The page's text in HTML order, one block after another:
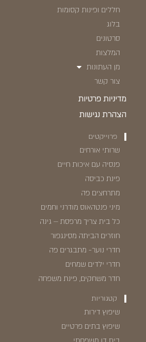
חללים ופינות קסומות
בלוג
סרטונים
המלצות
מן העתונות
צור קשר
מדיניות פרטיות
הצהרת נגישות
פרוייקטים
שרותי אורחים
פנסיה עם איכות חיים
פינת כביסה
מתרחצים פה
מיני פנטהאוס מודרני וחמים
כל בית צריך מרפסת – גינה
חוזרים הביתה מסינגפור
חדרי נוער- מתבגרים פה
חדרי ילדים שמחים
חדר משחקים, פינת משפחה
קטגוריות
שיפוץ דירות
שיפוץ בתים פרטיים
בית דו משפחתי